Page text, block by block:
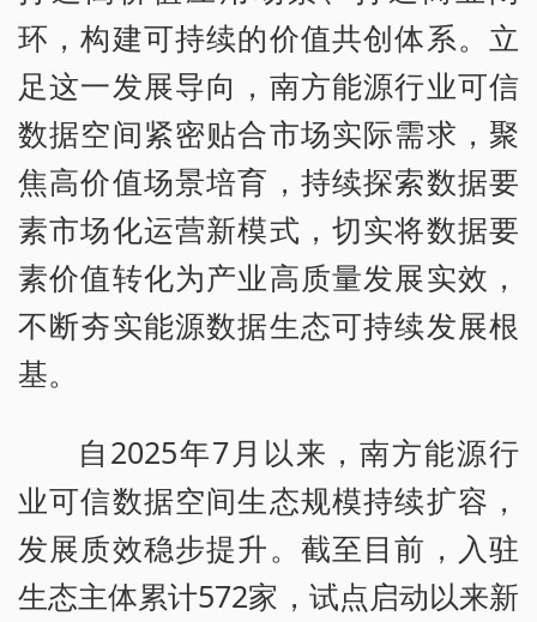
环，构建可持续的价值共创体系。立
足这一发展导向，南方能源行业可信
数据空间紧密贴合市场实际需求，聚
焦高价值场景培育，持续探索数据要
素市场化运营新模式，切实将数据要
素价值转化为产业高质量发展实效，
不断夯实能源数据生态可持续发展根
基。
自2025年7月以来，南方能源行
业可信数据空间生态规模持续扩容，
发展质效稳步提升。截至目前，入驻
生态主体累计572家，试点启动以来新